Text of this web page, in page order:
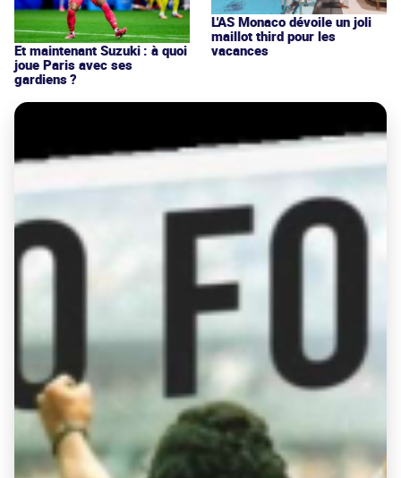
Et maintenant Suzuki : à quoi
joue Paris avec ses
gardiens ?
L'AS Monaco dévoile un joli
maillot third pour les
vacances